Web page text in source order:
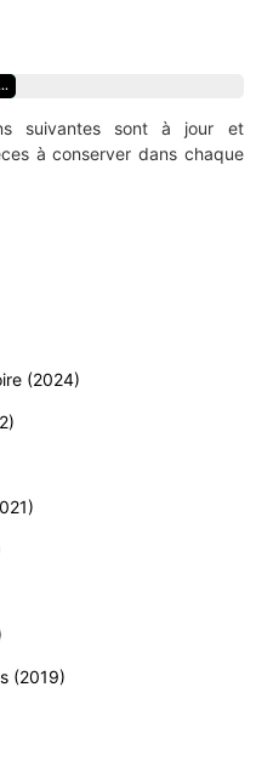
...
suivantes sont à jour et
à conserver dans chaque
(2024)
(2019)